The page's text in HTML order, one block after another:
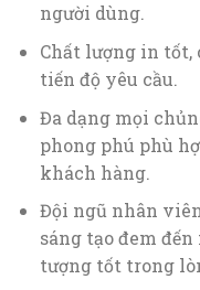
người dùng.
Chất lượng in tốt,
tiến độ yêu cầu.
Đa dạng mọi
phong phú phù
khách hàng.
Đội ngũ nhân
sáng tạo đem
tượng tốt trong